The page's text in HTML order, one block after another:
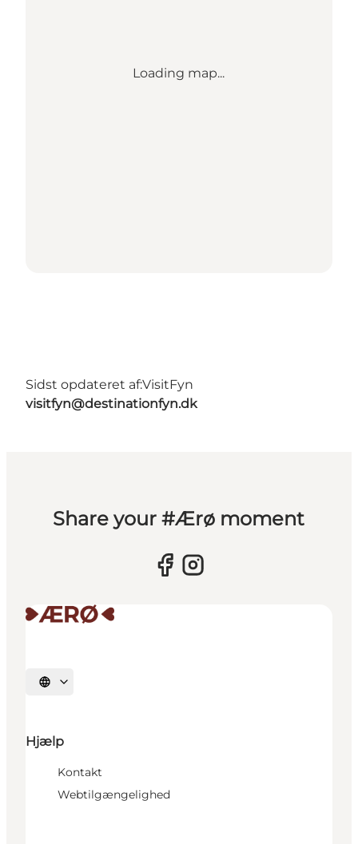
Loading map...
Sidst opdateret af:VisitFyn
visitfyn@destinationfyn.dk
Share your #Ærø moment
Vælg sprog
Hjælp
Kontakt
Webtilgængelighed